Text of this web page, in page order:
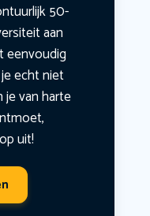
50-
aan
eenvoudig
echt niet
je van harte
uit!